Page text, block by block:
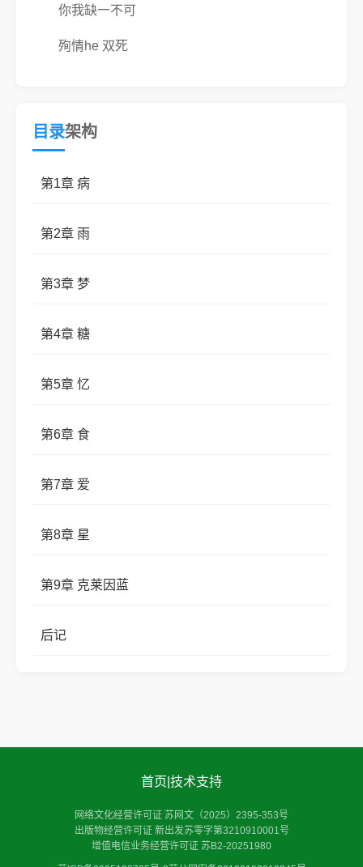
你我缺一不可
殉情he 双死
目录架构
第1章 病
第2章 雨
第3章 梦
第4章 糖
第5章 忆
第6章 食
第7章 爱
第8章 星
第9章 克莱因蓝
后记
首页 技术支持
网络文化经营许可证 苏网文（2025）2395-353号
出版物经营许可证 新出发苏零字第3210910001号
增值电信业务经营许可证 苏B2-20251980